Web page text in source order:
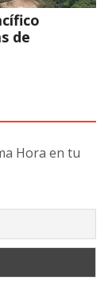
de
Hora en tu